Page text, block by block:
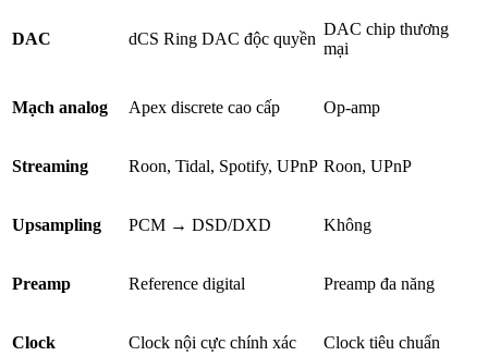
DAC dCS Ring DAC độc quyền
DAC chip thương
mại
Mạch analog Apex discrete cao cấp Op-amp
Streaming Roon, Tidal, Spotify, UPnP Roon, UPnP
Upsampling PCM → DSD/DXD Không
Preamp Reference digital Preamp đa năng
Clock Clock nội cực chính xác Clock tiêu chuẩn